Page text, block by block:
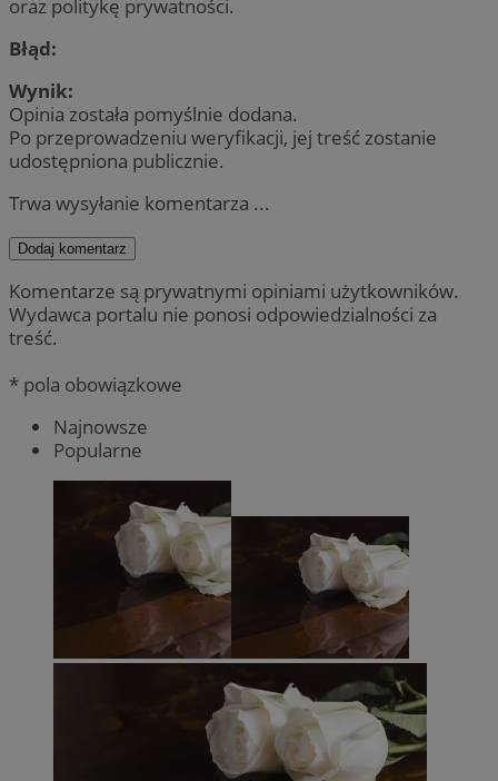
oraz politykę prywatności.
Błąd:
Wynik:
Opinia została pomyślnie dodana.
Po przeprowadzeniu weryfikacji, jej treść zostanie
udostępniona publicznie.
Trwa wysyłanie komentarza ...
Dodaj komentarz
Komentarze są prywatnymi opiniami użytkowników.
Wydawca portalu nie ponosi odpowiedzialności za
treść.
* pola obowiązkowe
Najnowsze
Popularne